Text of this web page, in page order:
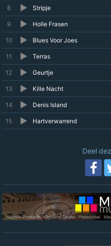
8 Stripje
9 Holle Frasen
10 Blues Voor Joes
11 Terras
12 Geurtje
13 Kille Nacht
14 Denis Island
15 Hartverwarrend
Deel